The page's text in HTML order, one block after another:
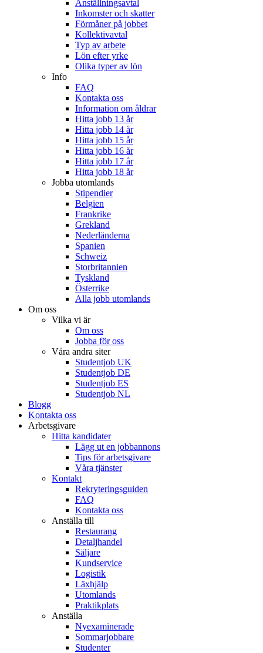
Anställningsavtal
Inkomster och skatter
Förmåner på jobbet
Kollektivavtal
Typ av arbete
Lön efter yrke
Olika typer av lön
Info
FAQ
Kontakta oss
Information om åldrar
Hitta jobb 13 år
Hitta jobb 14 år
Hitta jobb 15 år
Hitta jobb 16 år
Hitta jobb 17 år
Hitta jobb 18 år
Jobba utomlands
Stipendier
Belgien
Frankrike
Grekland
Nederländerna
Spanien
Schweiz
Storbritannien
Tyskland
Österrike
Alla jobb utomlands
Om oss
Vilka vi är
Om oss
Jobba för oss
Våra andra siter
Studentjob UK
Studentjob DE
Studentjob ES
Studentjob NL
Blogg
Kontakta oss
Arbetsgivare
Hitta kandidater
Lägg ut en jobbannons
Tips för arbetsgivare
Våra tjänster
Kontakt
Rekryteringsguiden
FAQ
Kontakta oss
Anställa till
Restaurang
Detaljhandel
Säljare
Kundservice
Logistik
Läxhjälp
Utomlands
Praktikplats
Anställa
Nyexaminerade
Sommarjobbare
Studenter